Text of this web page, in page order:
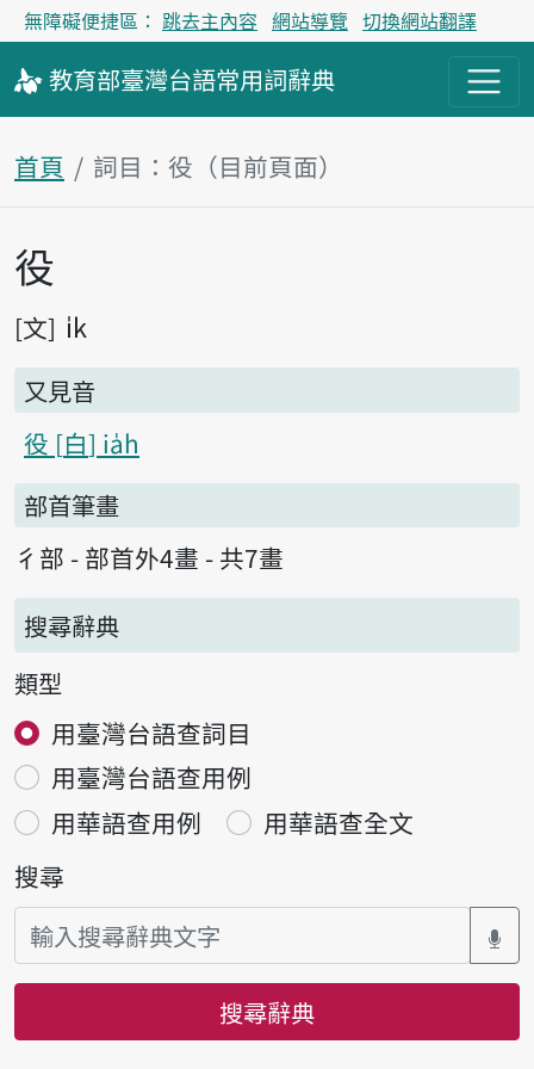
無障礙便捷區： 跳去主內容 網站導覽 切換網站翻譯
教育部臺灣台語常用詞辭典
首頁 詞目：役（目前頁面）
主內容區塊
役
文 i̍k
又見音
役 白 ia̍h
部首筆畫
彳部 - 部首外4畫 - 共7畫
搜尋辭典
類型
用臺灣台語查詞目
用臺灣台語查用例
用華語查用例
用華語查全文
搜尋
搜尋辭典